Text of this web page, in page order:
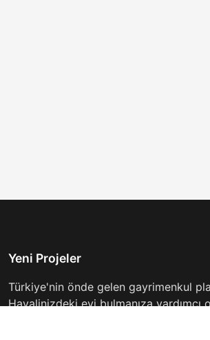
Yeni Projeler
Türkiye'nin önde gelen gayrimenkul
Hayalinizdeki evi bulmanıza yardımcı